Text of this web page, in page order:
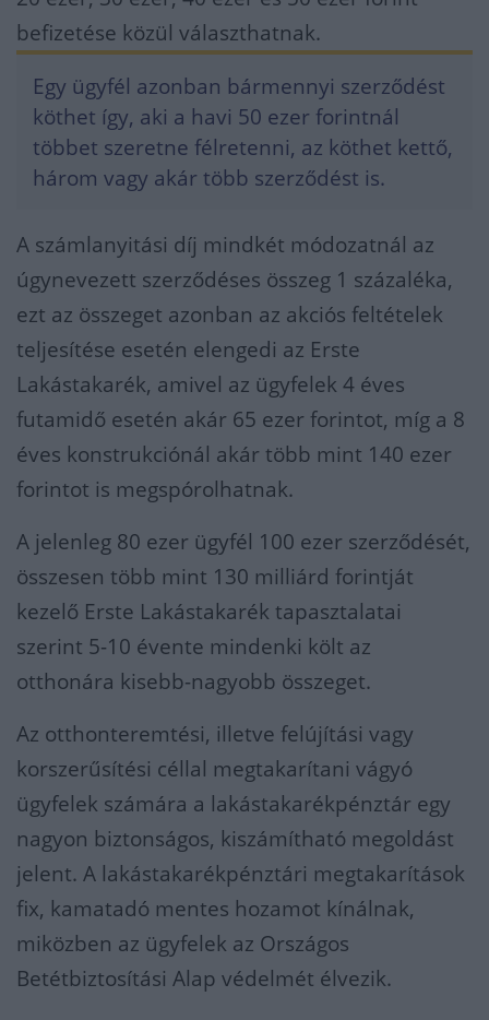
befizetése közül választhatnak.
Egy ügyfél azonban bármennyi szerződést
köthet így, aki a havi 50 ezer forintnál
többet szeretne félretenni, az köthet kettő,
három vagy akár több szerződést is.
A számlanyitási díj mindkét módozatnál az
úgynevezett szerződéses összeg 1 százaléka,
ezt az összeget azonban az akciós feltételek
teljesítése esetén elengedi az Erste
Lakástakarék, amivel az ügyfelek 4 éves
futamidő esetén akár 65 ezer forintot, míg a 8
éves konstrukciónál akár több mint 140 ezer
forintot is megspórolhatnak.
A jelenleg 80 ezer ügyfél 100 ezer szerződését,
összesen több mint 130 milliárd forintját
kezelő Erste Lakástakarék tapasztalatai
szerint 5-10 évente mindenki költ az
otthonára kisebb-nagyobb összeget.
Az otthonteremtési, illetve felújítási vagy
korszerűsítési céllal megtakarítani vágyó
ügyfelek számára a lakástakarékpénztár egy
nagyon biztonságos, kiszámítható megoldást
jelent. A lakástakarékpénztári megtakarítások
fix, kamatadó mentes hozamot kínálnak,
miközben az ügyfelek az Országos
Betétbiztosítási Alap védelmét élvezik.